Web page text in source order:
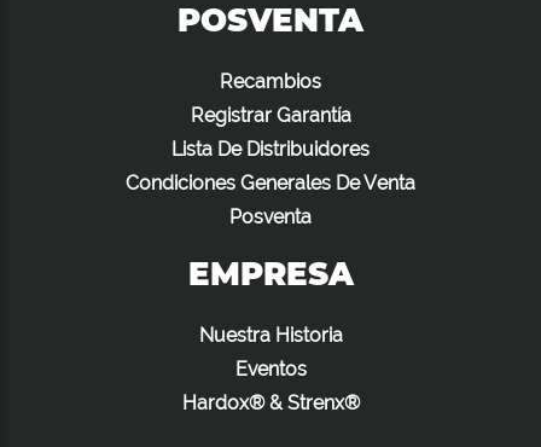
POSVENTA
Recambios
Registrar Garantía
Lista De Distribuidores
Condiciones Generales De Venta
Posventa
EMPRESA
Nuestra Historia
Eventos
Hardox® & Strenx®